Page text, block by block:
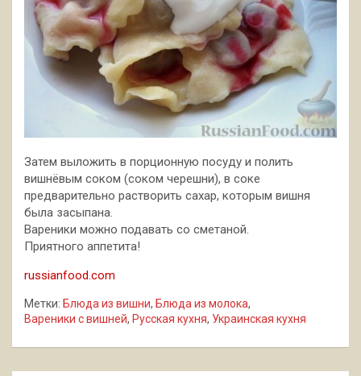
Затем выложить в порционную посуду и полить
вишнёвым соком (соком черешни), в соке
предварительно растворить сахар, которым вишня
была засыпана.
Вареники можно подавать со сметаной.
Приятного аппетита!
russianfood.com
Метки: Блюда из вишни, Блюда из молока,
Вареники с вишней, Русская кухня, Украинская кухня